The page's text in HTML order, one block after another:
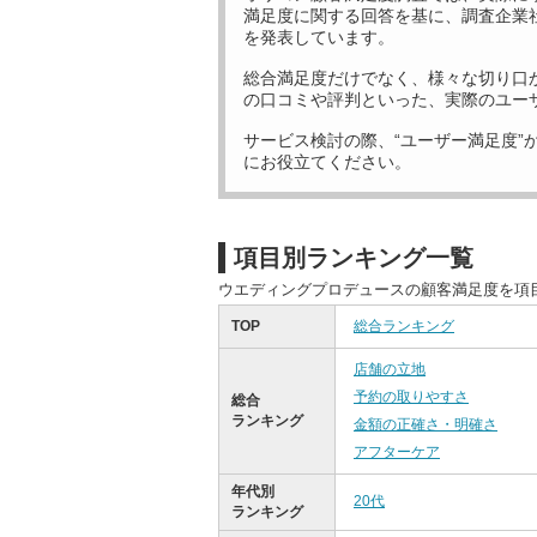
満足度に関する回答を基に、調査企業
を発表しています。
総合満足度だけでなく、様々な切り口
の口コミや評判といった、実際のユー
サービス検討の際、“ユーザー満足度”
にお役立てください。
項目別ランキング一覧
ウエディングプロデュースの顧客満足度を
TOP 総合ランキング
総合
ランキング
店舗の立地
予約の取りやすさ
金額の正確さ・明確さ
アフターケア
年代別
ランキング
20代